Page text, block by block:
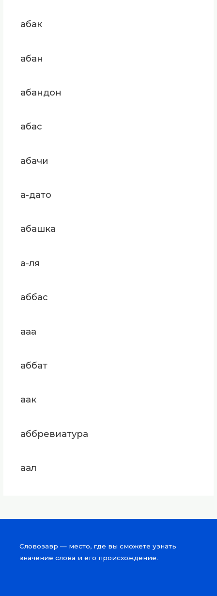
абак
абан
абандон
абас
абачи
а-дато
абашка
а-ля
аббас
ааа
аббат
аак
аббревиатура
аал
Словозавр — место, где вы сможете узнать
значение слова и его происхождение.